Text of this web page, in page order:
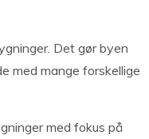
Det gør byen
med mange forskellige
med fokus på